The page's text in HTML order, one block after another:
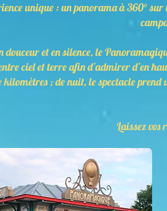
unique : un panorama à 360°
et en silence, le
ciel et terre afin d’admirer d’en
kilomètres ; de nuit, le spectacle
Laissez vos